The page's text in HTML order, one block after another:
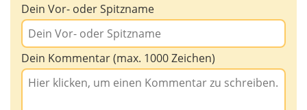
Dein Vor- oder Spitzname
Dein Kommentar (max. 1000 Zeichen)